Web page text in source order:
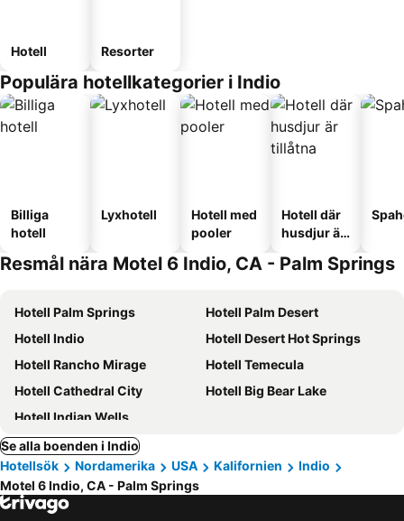
Hotell Resorter
Populära hotellkategorier i Indio
Billiga
hotell
Lyxhotell
Hotell med
pooler
Hotell där
husdjur är
Resmål nära Motel 6 Indio, CA - Palm Springs
Hotell Palm Springs
Hotell Palm Desert
Hotell Indio
Hotell Desert Hot Springs
Hotell Rancho Mirage
Hotell Temecula
Hotell Cathedral City
Hotell Big Bear Lake
Hotell Indian Wells
Se alla boenden i Indio
Hotellsök
Nordamerika USA Kalifornien
Indio
Motel 6 Indio, CA - Palm Springs